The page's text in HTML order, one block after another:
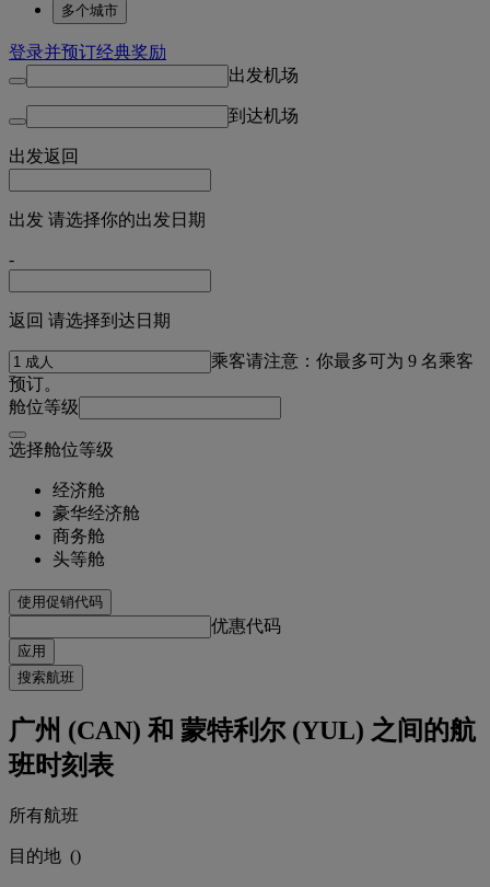
多个城市
登录并预订经典奖励
出发机场
到达机场
出发返回
出发 请选择你的出发日期
-
返回 请选择到达日期
乘客请注意：你最多可为 9 名乘客
预订。
舱位等级
选择舱位等级
经济舱
豪华经济舱
商务舱
头等舱
使用促销代码
优惠代码
应用
搜索航班
广州 (CAN) 和 蒙特利尔 (YUL) 之间的航
班时刻表
所有航班
目的地 ()